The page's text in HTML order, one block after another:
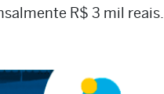
R$ 3 mil reais.